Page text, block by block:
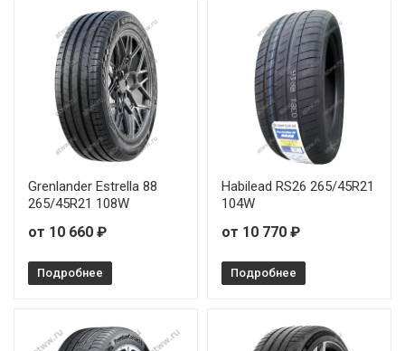
Sonix XSPORT S8 245/35R20 95Y
Sonix XSPORT S8 245/40R19 98W
Sonix XSPORT S8 245/50R18 104W
Sonix XSPORT S8 255/40R18 99W
Sonix XSPORT S8 275/30R21 98Y
Grenlander Estrella 88
265/45R21 108W
от 10 660 ₽
Подробнее
Habilead RS26 265/45R21
104W
от 10 770 ₽
Подробнее